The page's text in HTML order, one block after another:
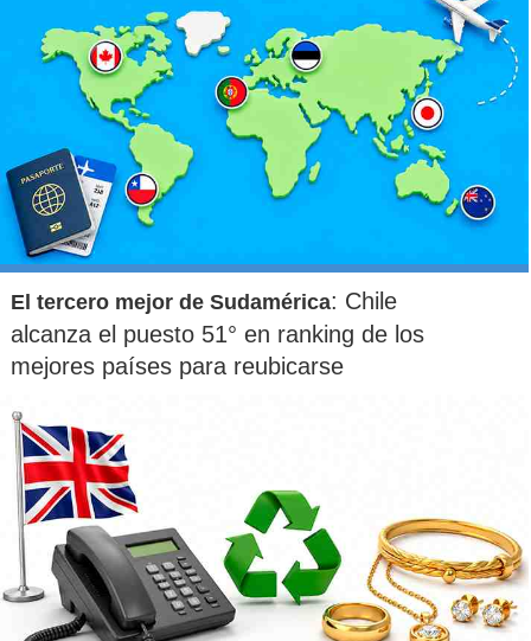
El tercero mejor de Sudamérica: Chile
alcanza el puesto 51° en ranking de los
mejores países para reubicarse